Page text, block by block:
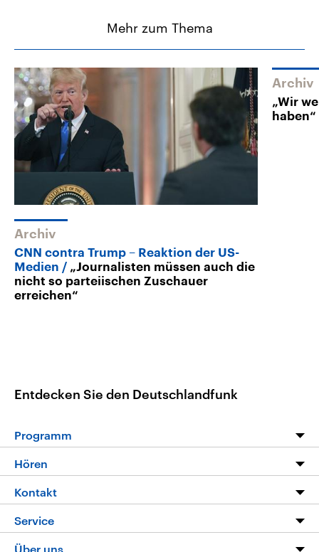
Mehr zum Thema
Archiv
CNN contra Trump – Reaktion der US-
Medien
„Journalisten müssen auch die
nicht so parteiischen Zuschauer
erreichen“
Archiv
„Wir
haben“
Entdecken Sie den Deutschlandfunk
Programm
Programm
Die Nachrichten
Nachrichtenleicht
Hören
Livestream
Podcasts
Kontakt
Hörerservice
Service
FAQ
Über uns